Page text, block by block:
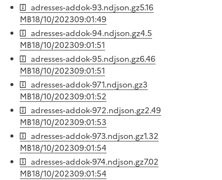
adresses-addok-93.ndjson.gz5.16
MB18/10/202309:01:49
adresses-addok-94.ndjson.gz4.5
MB18/10/202309:01:51
adresses-addok-95.ndjson.gz6.46
MB18/10/202309:01:51
adresses-addok-971.ndjson.gz3
MB18/10/202309:01:52
adresses-addok-972.ndjson.gz2.49
MB18/10/202309:01:53
adresses-addok-973.ndjson.gz1.32
MB18/10/202309:01:54
adresses-addok-974.ndjson.gz7.02
MB18/10/202309:01:54